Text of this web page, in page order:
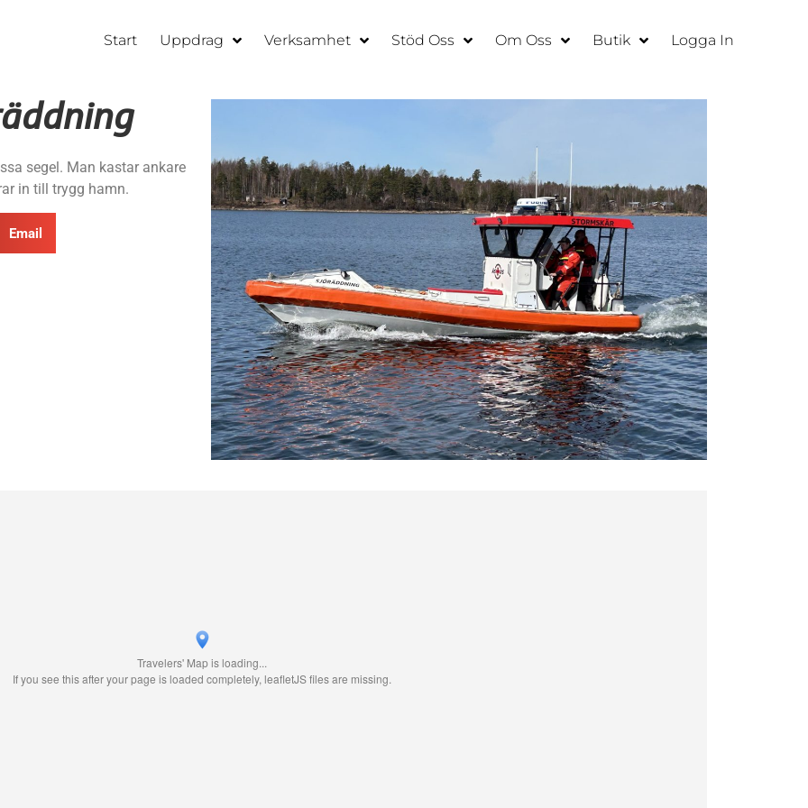
Start Uppdrag Verksamhet Stöd Oss Om Oss Butik Logga In
segel. Man kastar ankare
in till trygg hamn.
Email
Travelers' Map is loading...
If you see this after your page is loaded completely, leafletJS files are missing.